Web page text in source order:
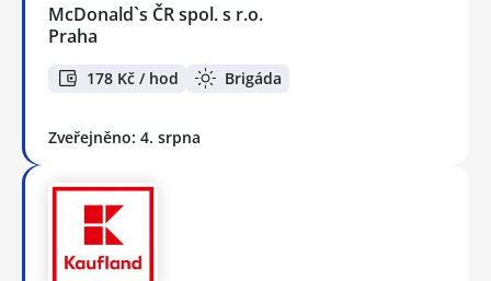
McDonald`s ČR spol. s r.o.
Praha
178 Kč / hod Brigáda
Zveřejněno: 4. srpna